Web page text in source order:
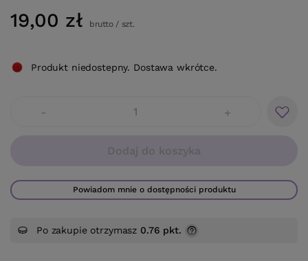
19,00 zł brutto/ szt.
- +
Dodaj do koszyka
Powiadom mnie o dostępności produktu
Produkt niedostepny. Dostawa wkrótce.
Po zakupie otrzymasz 0.76 pkt.